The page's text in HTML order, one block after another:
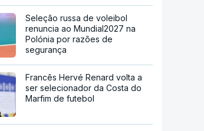
Seleção russa de voleibol
renuncia ao Mundial2027 na
Polónia por razões de
segurança
Francês Hervé Renard volta a
ser selecionador da Costa do
Marfim de futebol